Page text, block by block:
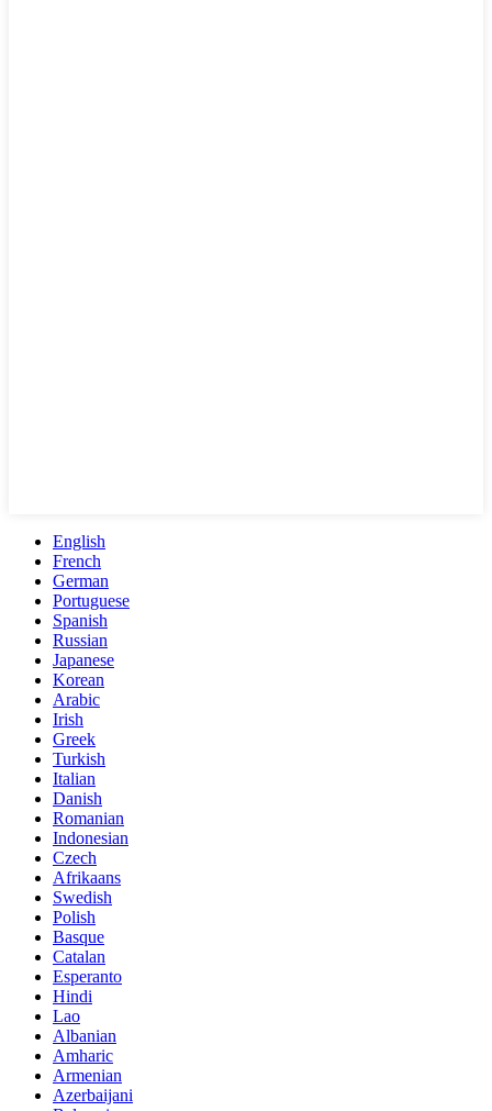
English
French
German
Portuguese
Spanish
Russian
Japanese
Korean
Arabic
Irish
Greek
Turkish
Italian
Danish
Romanian
Indonesian
Czech
Afrikaans
Swedish
Polish
Basque
Catalan
Esperanto
Hindi
Lao
Albanian
Amharic
Armenian
Azerbaijani